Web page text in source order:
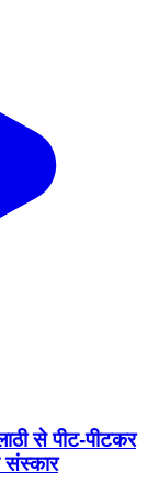
से पीट-पीटकर
संस्कार